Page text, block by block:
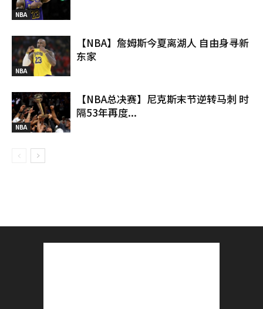
NBA
NBA
【NBA】詹姆斯今夏离湖人 自由身寻新
东家
NBA
【NBA总决赛】尼克斯末节逆转马刺 时
隔53年再度...